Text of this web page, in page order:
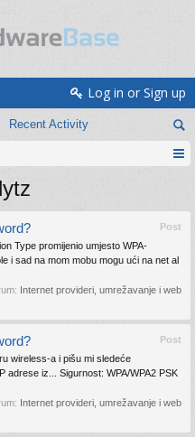
Recent Activity
Log in or Sign up
Post
Type promijenio umjesto WPA-
i sad na mom mobu mogu ući na net al
Internet provideri, umrežavanje i web
Post
wireless-a i pišu mi sledeće
adrese iz... Sigurnost: WPA/WPA2 PSK
Internet provideri, umrežavanje i web